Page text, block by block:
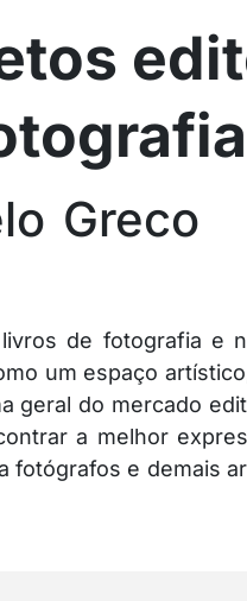
Greco
de fotografia e
um espaço
geral do mercado
a melhor
fotógrafos e demais